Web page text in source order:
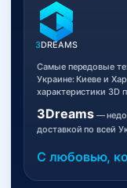
3DREAMS
Самые передовые
Украине: Киеве и
характеристики 3D
3Dreams—
доставкой по всей
С любовью,